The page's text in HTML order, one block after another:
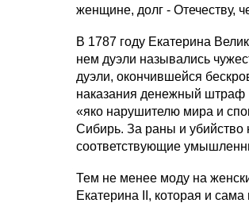
женщине, долг - Отечеству,
В 1787 году Екатерина
нем дуэли назывались
дуэли, окончившейся
наказания денежный штраф
«яко нарушителю мира и
Сибирь. За раны и убийство
соответствующие
Тем не менее моду на
Екатерина II, которая и